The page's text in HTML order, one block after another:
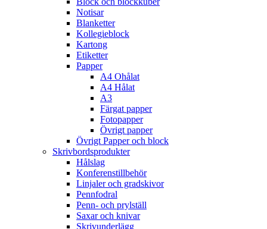
Notisar
Blanketter
Kollegieblock
Kartong
Etiketter
Papper
A4 Ohålat
A4 Hålat
A3
Färgat papper
Fotopapper
Övrigt papper
Övrigt Papper och block
Skrivbordsprodukter
Hålslag
Konferenstillbehör
Linjaler och gradskivor
Pennfodral
Penn- och prylställ
Saxar och knivar
Skrivunderlägg